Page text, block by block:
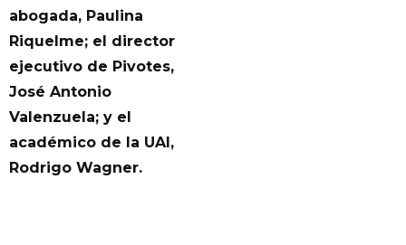
abogada, Paulina
Riquelme; el director
ejecutivo de Pivotes,
José Antonio
Valenzuela; y el
académico de la UAI,
Rodrigo Wagner.